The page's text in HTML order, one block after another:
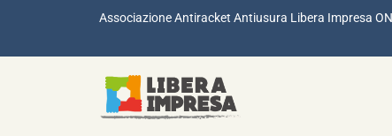
Associazione Antiracket Antiusura Libera Impresa